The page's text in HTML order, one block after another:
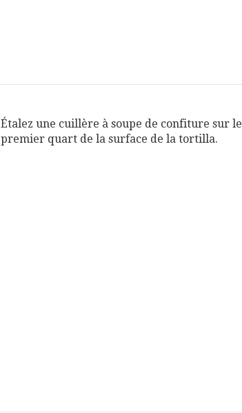
Étalez une cuillère à soupe de confiture sur le
premier quart de la surface de la tortilla.